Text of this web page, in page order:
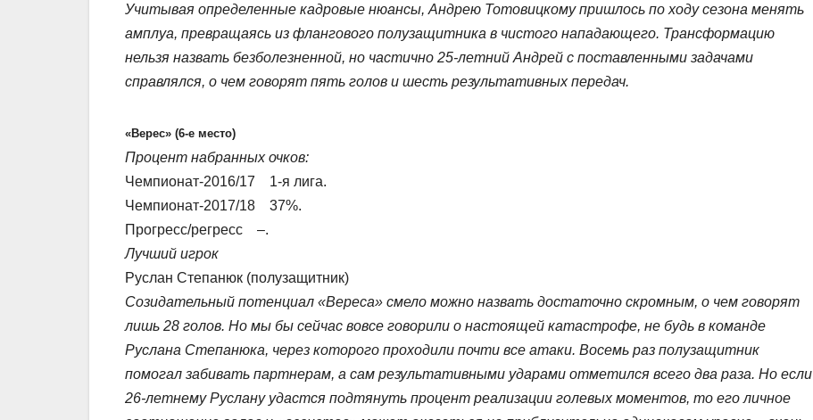
Учитывая определенные кадровые нюансы, Андрею Тотовицкому пришлось по ходу сезона менять
амплуа, превращаясь из флангового полузащитника в чистого нападающего. Трансформацию
нельзя назвать безболезненной, но частично 25-летний Андрей с поставленными задачами
справлялся, о чем говорят пять голов и шесть результативных передач.
«Верес» (6-е место)
Процент набранных очков:
Чемпионат-2016/17 1-я лига.
Чемпионат-2017/18 37%.
Прогресс/регресс –.
Лучший игрок
Руслан Степанюк (полузащитник)
Созидательный потенциал «Вереса» смело можно назвать достаточно скромным, о чем говорят
лишь 28 голов. Но мы бы сейчас вовсе говорили о настоящей катастрофе, не будь в команде
Руслана Степанюка, через которого проходили почти все атаки. Восемь раз полузащитник
помогал забивать партнерам, а сам результативными ударами отметился всего два раза. Но если
26-летнему Руслану удастся подтянуть процент реализации голевых моментов, то его личное